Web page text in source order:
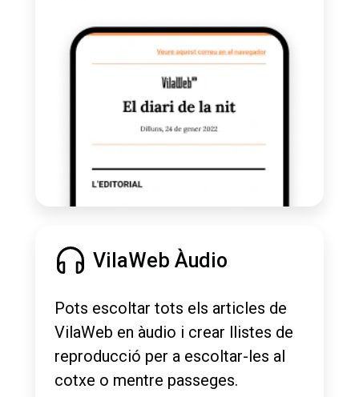
VilaWeb Àudio
Pots escoltar tots els articles de
VilaWeb en àudio i crear llistes de
reproducció per a escoltar-les al
cotxe o mentre passeges.